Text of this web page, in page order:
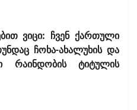
ვიცი: ჩვენ ქართული
ჩოხა-ახალუხის და
რაინდობის ტიტულის